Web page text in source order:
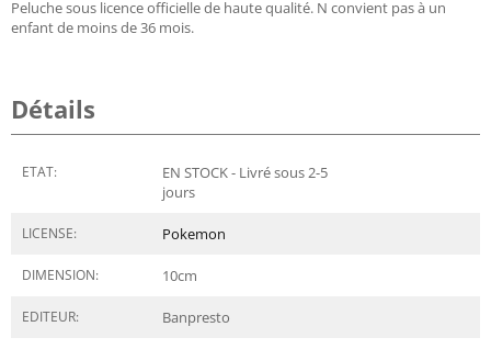
Peluche sous licence officielle de haute qualité. N convient pas à un
enfant de moins de 36 mois.
Détails
ETAT:
EN STOCK - Livré sous 2-5
jours
LICENSE: Pokemon
DIMENSION: 10cm
EDITEUR: Banpresto